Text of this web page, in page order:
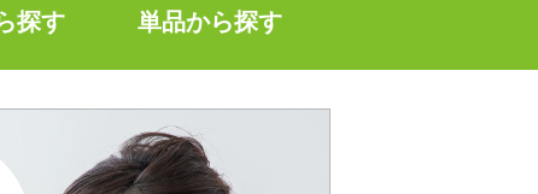
探す 単品から探す